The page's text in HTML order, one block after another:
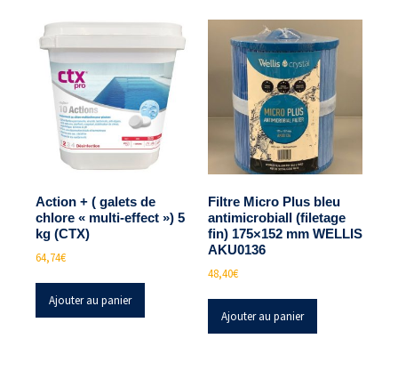
Action + ( galets de
chlore « multi-effect ») 5
kg (CTX)
64,74€
Ajouter au panier
Filtre Micro Plus bleu
antimicrobiall (filetage
fin) 175×152 mm WELLIS
AKU0136
48,40€
Ajouter au panier